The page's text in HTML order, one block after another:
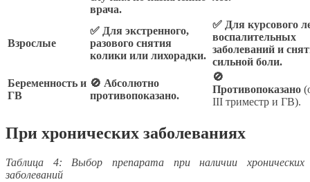
врача.
Взрослые
✅ Для экстренного,
разового снятия
колики или лихорадки.
✅ Для курсового
воспалительных
заболеваний и
сильной боли.
Беременность и
ГВ
🚫 Абсолютно
противопоказано.
🚫
Противопоказано
III триместр и ГВ).
При хронических заболеваниях
Таблица 4: Выбор препарата при наличии хронических
заболеваний